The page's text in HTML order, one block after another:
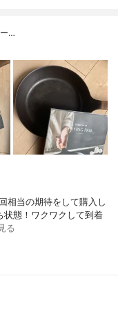
…
相当の期待をして購入し
状態！ワクワクして到着
る